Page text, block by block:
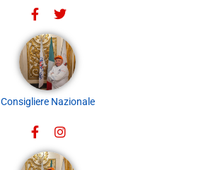
Consigliere Nazionale